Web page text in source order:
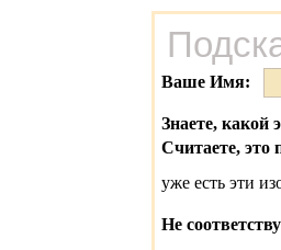
Ваше Имя:
Знаете, какой
Считаете, это
уже есть эти
Не